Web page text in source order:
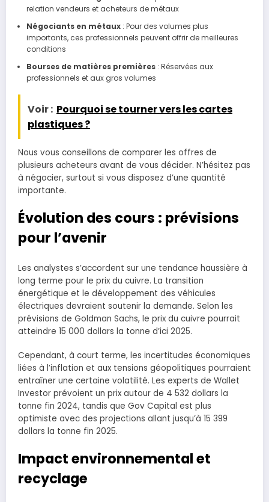
relation vendeurs et acheteurs de métaux
Négociants en métaux: Pour des volumes plus
importants, ces professionnels peuvent offrir de meilleures
conditions
Bourses de matières premières: Réservées aux
professionnels et aux gros volumes
Voir : Pourquoi se tourner vers les cartes
plastiques ?
Nous vous conseillons de comparer les offres de
plusieurs acheteurs avant de vous décider. N’hésitez pas
à négocier, surtout si vous disposez d’une quantité
importante.
Évolution des cours : prévisions
pour l’avenir
Les analystes s’accordent sur une tendance haussière à
long terme pour le prix du cuivre. La transition
énergétique et le développement des véhicules
électriques devraient soutenir la demande. Selon les
prévisions de Goldman Sachs, le prix du cuivre pourrait
atteindre 15 000 dollars la tonne d’ici 2025.
Cependant, à court terme, les incertitudes économiques
liées à l’inflation et aux tensions géopolitiques pourraient
entraîner une certaine volatilité. Les experts de Wallet
Investor prévoient un prix autour de 4 532 dollars la
tonne fin 2024, tandis que Gov Capital est plus
optimiste avec des projections allant jusqu’à 15 399
dollars la tonne fin 2025.
Impact environnemental et
recyclage